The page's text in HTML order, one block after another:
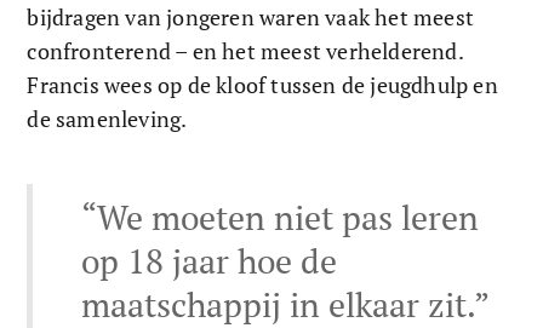
bijdragen van jongeren waren vaak het meest
confronterend – en het meest verhelderend.
Francis wees op de kloof tussen de jeugdhulp en
de samenleving.
“We moeten niet pas leren
op 18 jaar hoe de
maatschappij in elkaar zit.”